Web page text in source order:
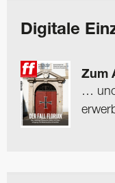
Digitale
Zum
… und